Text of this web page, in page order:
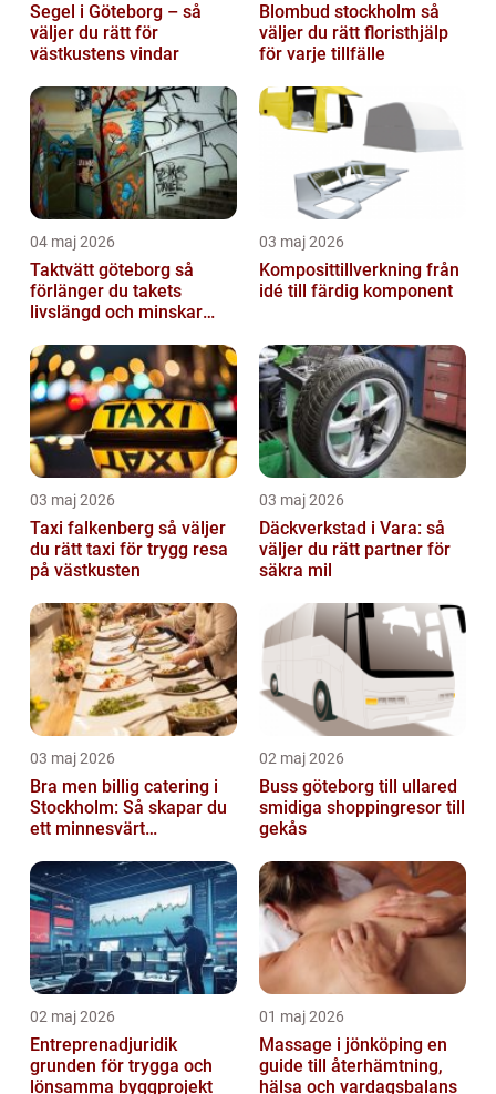
Segel i Göteborg – så
väljer du rätt för
västkustens vindar
Blombud stockholm så
väljer du rätt floristhjälp
för varje tillfälle
04 maj 2026
Taktvätt göteborg så
förlänger du takets
livslängd och minskar
03 maj 2026
Komposittillverkning från
idé till färdig komponent
03 maj 2026
Taxi falkenberg så väljer
du rätt taxi för trygg resa
på västkusten
03 maj 2026
Däckverkstad i Vara: så
väljer du rätt partner för
säkra mil
03 maj 2026
Bra men billig catering i
Stockholm: Så skapar du
ett minnesvärt
02 maj 2026
Buss göteborg till ullared
smidiga shoppingresor till
gekås
02 maj 2026
Entreprenadjuridik
grunden för trygga och
lönsamma byggprojekt
01 maj 2026
Massage i jönköping en
guide till återhämtning,
hälsa och vardagsbalans